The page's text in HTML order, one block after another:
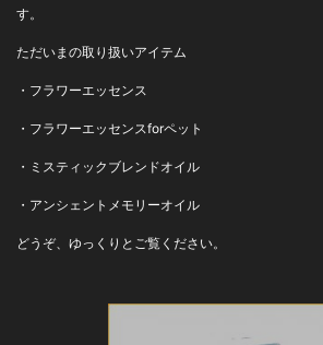
す。
ただいまの取り扱いアイテム
・ フラワーエッセンス
・ フラワーエッセンスforペット
・ ミスティックブレンドオイル
・ アンシェントメモリーオイル
どうぞ、ゆっくりとご覧ください。